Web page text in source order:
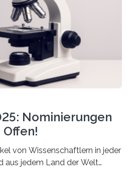
gezielt an jüngere
unter 40 Jahren. Geehrt
Doktorarbeit oder eine
Publikation zum Thema
Nominierungen
von Wissenschaftlern in jeder
aus jedem Land der Welt